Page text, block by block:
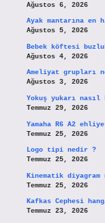
Ağustos 6, 2026
Ayak mantarına
Ağustos 5, 2026
Bebek köftesi
Ağustos 4, 2026
Ameliyat grupları
Ağustos 3, 2026
Yokuş yukarı
Temmuz 29, 2026
Yamaha R6 A2
Temmuz 25, 2026
Logo tipi nedir ?
Temmuz 25, 2026
Kinematik
Temmuz 25, 2026
Kafkas Cephesi
Temmuz 23, 2026